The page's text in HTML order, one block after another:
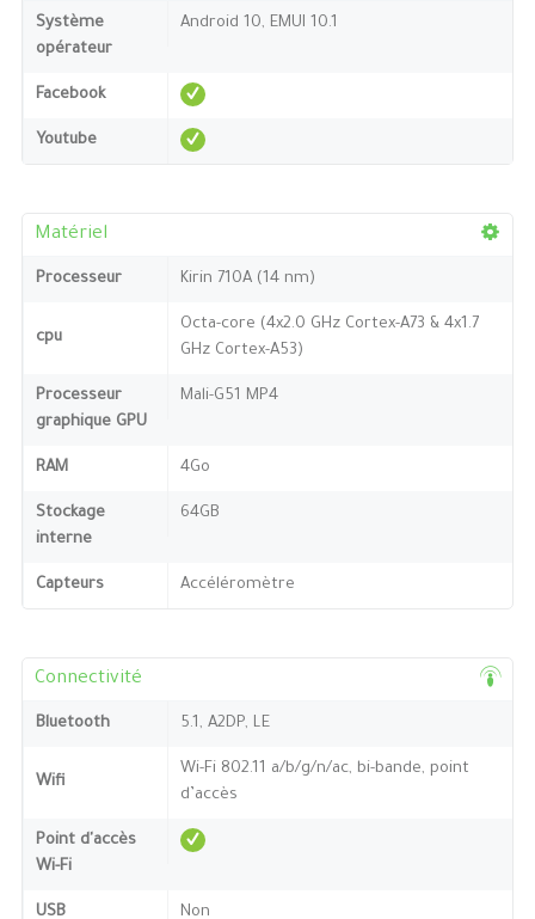
Système
opérateur
Android 10, EMUI 10.1
Facebook
Youtube
Matériel
Processeur Kirin 710A (14 nm)
cpu
Octa-core (4x2.0 GHz Cortex-A73 & 4x1.7
GHz Cortex-A53)
Processeur
graphique GPU
Mali-G51 MP4
RAM 4Go
Stockage
interne
64GB
Capteurs Accéléromètre
Connectivité
Bluetooth 5.1, A2DP, LE
Wifi
Wi-Fi 802.11 a/b/g/n/ac, bi-bande, point
d’accès
Point d'accès
Wi-Fi
USB Non